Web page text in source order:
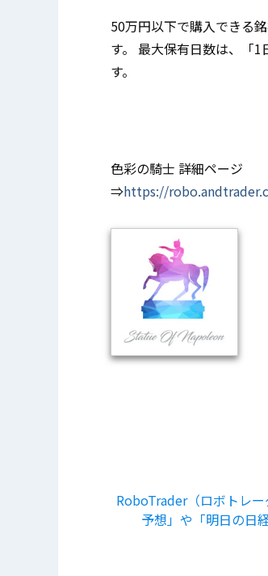
50万円以下で購入できる
す。 最大保有日数は、「
す。
色彩の騎士 詳細ページ
⇒https://
RoboTrader（ロボトレ
予想」や「明日の日